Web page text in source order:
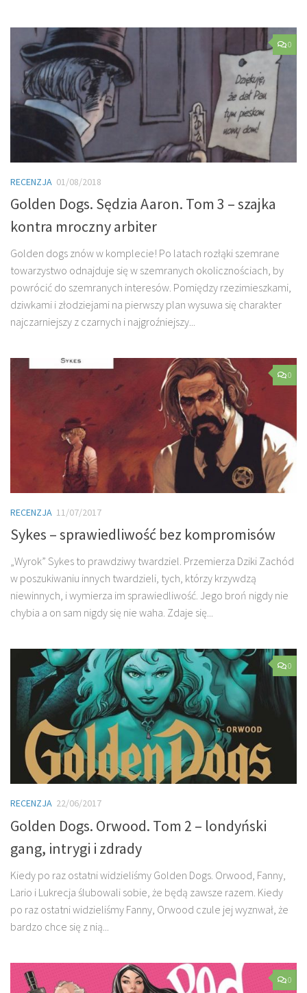
0
RECENZJA 01/08/2018
Golden Dogs. Sędzia Aaron. Tom 3 – szajka
kontra mroczny arbiter
Golden dogs znów w komplecie! Po latach rozłąki szemrane
towarzystwo odnajduje się w szemranych okolicznościach, by
powrócić do szemranych interesów. Pomiędzy rzezimieszkami,
dziwkami i złodziejami na pierwszy plan wysuwa się charakter
najczarniejszy z czarnych i najgroźniejszy...
0
RECENZJA 11/07/2017
Sykes – sprawiedliwość bez kompromisów
„Wyrok” Sykes to prawdziwy twardziel. Przemierza Dziki Zachód
w poszukiwaniu innych twardzieli, tych, którzy krzywdzą
niewinnych, i wymierza im sprawiedliwość. Jego broń nigdy nie
chybia a on sam nigdy się nie waha. Zdaje się...
0
RECENZJA 22/06/2017
Golden Dogs. Orwood. Tom 2 – londyński
gang, intrygi i zdrady
Kiedy po raz ostatni widzieliśmy Golden Dogs. Orwood, Fanny,
Lario i Lukrecja ślubowali sobie, że będą zawsze razem. Kiedy
po raz ostatni widzieliśmy Fanny, Orwood czule jej wyznwał, że
bardzo chce się z nią...
0